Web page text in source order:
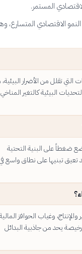
المستمر.
الاقتصادي المتسارع،
التي تقلل من الأضرار
البيئية كالتغير المناخي
ضغطاً على البنية التحتية
تعيق تبنيها على نطاق واسع
وغياب الحوافز
يحد من جاذبية البدائل